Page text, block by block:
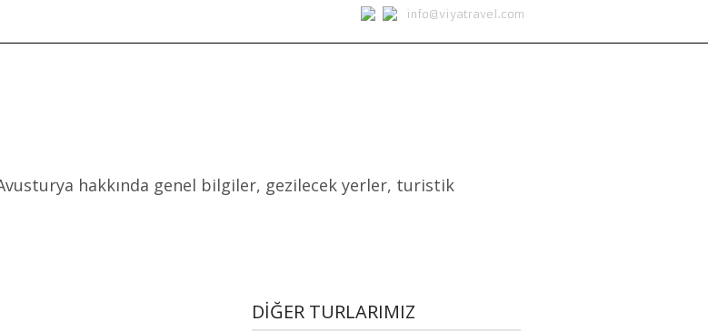
info@viyatravel.com
hakkında genel bilgiler, gezilecek yerler, turistik
DIĞER TURLARIMIZ